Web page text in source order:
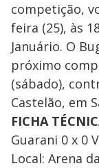
competição,
feira (25), às
Januário. O
próximo
(sábado),
Castelão, em
FICHA
Guarani 0 x 0
Local: Arena